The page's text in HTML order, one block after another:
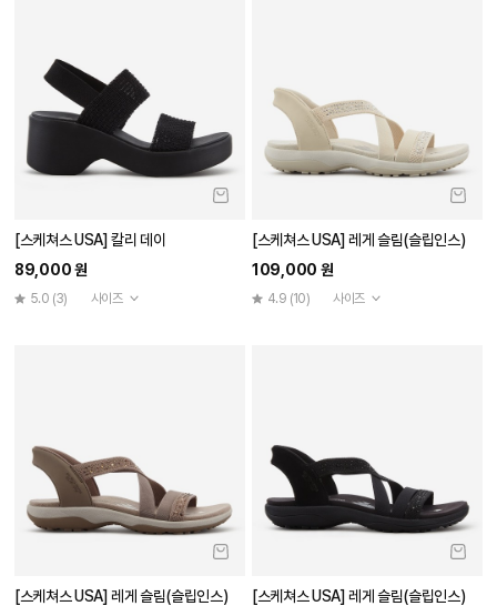
[스케쳐스 USA] 칼리 데이
89,000 원
5.0 (3) 사이즈
[스케쳐스 USA] 레게 슬림(슬립인스)
109,000 원
4.9 (10) 사이즈
[스케쳐스 USA] 레게 슬림(슬립인스)
[스케쳐스 USA] 레게 슬림(슬립인스)